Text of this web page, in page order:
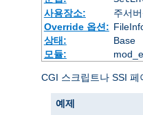
사용장소:
주서
Override 옵션:
상태:
Base
모듈:
CGI 스크립트나 SSI
예제